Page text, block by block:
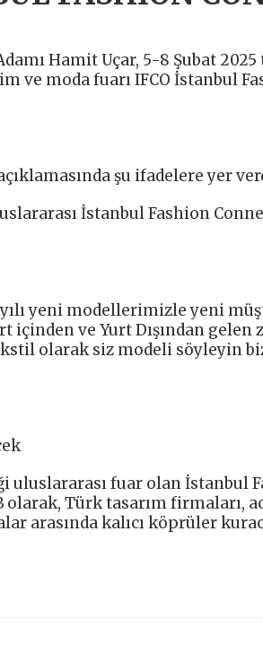
Hamit Uçar, 5-8 Şubat
ve moda fuarı IFCO İstanbul
şu ifadelere yer
İstanbul Fashion
yılı yeni modellerimizle yeni
içinden ve Yurt Dışından
olarak siz modeli söyleyin
uluslararası fuar olan İstanbul
Türk tasarım firmaları,
arasında kalıcı köprüler